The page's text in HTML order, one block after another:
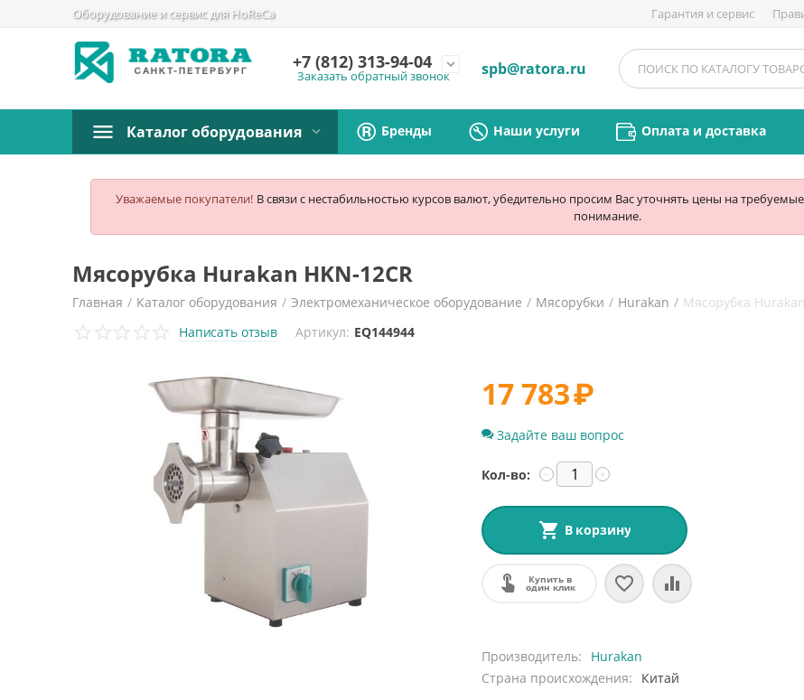
Оборудование и сервис для HoReCa Гарантия и сервис
+7 (812) 313-94-04 expand_more
Заказать обратный звонок spb@ratora.ru
Каталог оборудования Бренды Наши услуги Оплата и доставка
Уважаемые покупатели! В связи с нестабильностью курсов валют, убедительно просим Вас уточнять цены на
понимание.
Мясорубка Hurakan HKN-12CR
Главная / Каталог оборудования / Электромеханическое оборудование / Мясорубки / Hurakan / Мясорубка
Написать отзыв
Артикул: EQ144944
17 783₽
Задайте ваш вопрос
Кол-во: +
−
В корзину
Купить в
один клик
Производитель
Hurakan
Страна происхождения
Китай